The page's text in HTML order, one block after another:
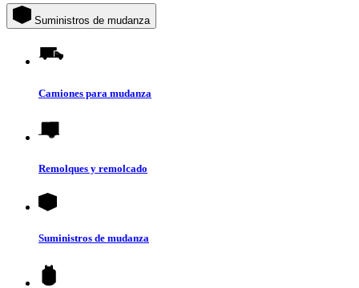
Suministros de mudanza
Camiones para mudanza
Remolques y remolcado
Suministros de mudanza